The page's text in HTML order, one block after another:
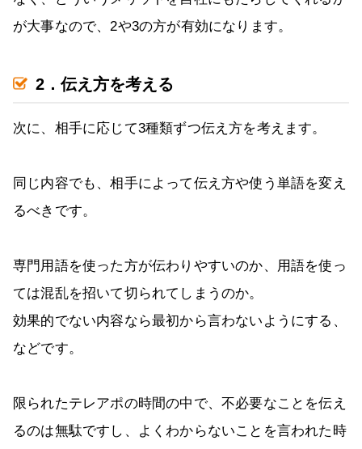
が大事なので、2や3の方が有効になります。
2．伝え方を考える
次に、相手に応じて3種類ずつ伝え方を考えます。
同じ内容でも、相手によって伝え方や使う単語を変え
るべきです。
専門用語を使った方が伝わりやすいのか、用語を使っ
ては混乱を招いて切られてしまうのか。
効果的でない内容なら最初から言わないようにする、
などです。
限られたテレアポの時間の中で、不必要なことを伝え
るのは無駄ですし、よくわからないことを言われた時